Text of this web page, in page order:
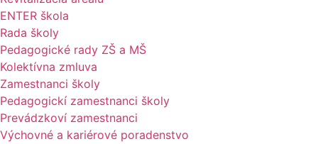
ENTER škola
Rada školy
Pedagogické rady ZŠ a MŠ
Kolektívna zmluva
Zamestnanci školy
Pedagogickí zamestnanci školy
Prevádzkoví zamestnanci
Výchovné a kariérové poradenstvo